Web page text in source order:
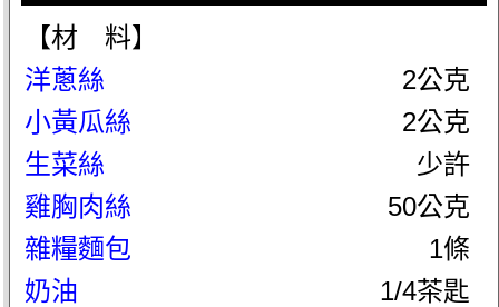
【材 料】
洋蔥絲
2公克
小黃瓜絲
2公克
生菜絲
少許
雞胸肉絲
50公克
雜糧麵包
1條
奶油
1/4茶匙